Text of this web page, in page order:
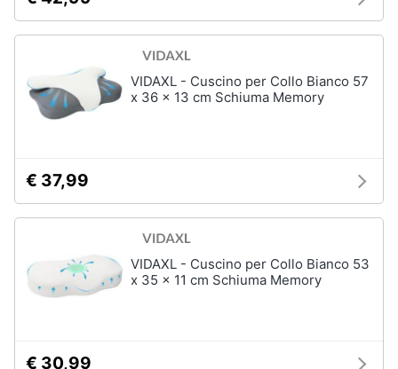
VIDAXL - Cuscino per Collo Bianco 57
x 36 x 13 cm Schiuma Memory
€ 37,99
VIDAXL - Cuscino per Collo Bianco 53
x 35 x 11 cm Schiuma Memory
€ 30,99